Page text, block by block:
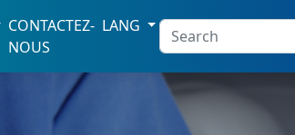
CONTACTEZ-
NOUS
LANG